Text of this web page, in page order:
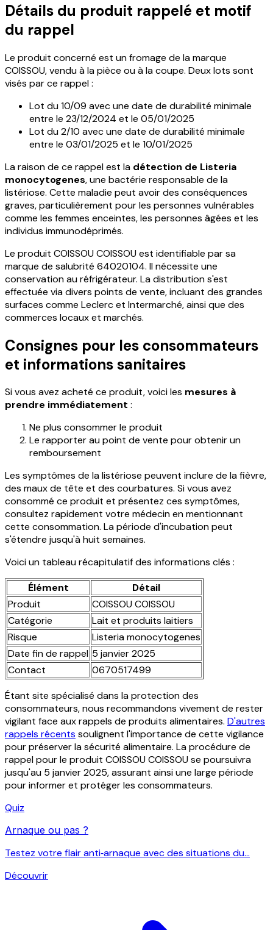
Détails du produit rappelé et motif
du rappel
Le produit concerné est un fromage de la marque
COISSOU, vendu à la pièce ou à la coupe. Deux lots sont
visés par ce rappel :
Lot du 10/09 avec une date de durabilité minimale
entre le 23/12/2024 et le 05/01/2025
Lot du 2/10 avec une date de durabilité minimale
entre le 03/01/2025 et le 10/01/2025
La raison de ce rappel est la détection de Listeria
monocytogenes, une bactérie responsable de la
listériose. Cette maladie peut avoir des conséquences
graves, particulièrement pour les personnes vulnérables
comme les femmes enceintes, les personnes âgées et les
individus immunodéprimés.
Le produit COISSOU COISSOU est identifiable par sa
marque de salubrité 64020104. Il nécessite une
conservation au réfrigérateur. La distribution s'est
effectuée via divers points de vente, incluant des grandes
surfaces comme Leclerc et Intermarché, ainsi que des
commerces locaux et marchés.
Consignes pour les consommateurs
et informations sanitaires
Si vous avez acheté ce produit, voici les mesures à
prendre immédiatement :
Ne plus consommer le produit
Le rapporter au point de vente pour obtenir un
remboursement
Les symptômes de la listériose peuvent inclure de la fièvre,
des maux de tête et des courbatures. Si vous avez
consommé ce produit et présentez ces symptômes,
consultez rapidement votre médecin en mentionnant
cette consommation. La période d'incubation peut
s'étendre jusqu'à huit semaines.
Voici un tableau récapitulatif des informations clés :
Élément
Détail
Produit
COISSOU COISSOU
Catégorie
Lait et produits laitiers
Risque
Listeria monocytogenes
Date fin de rappel 5 janvier 2025
Contact
0670517499
Étant site spécialisé dans la protection des
consommateurs, nous recommandons vivement de rester
vigilant face aux rappels de produits alimentaires. D'autres
rappels récents soulignent l'importance de cette vigilance
pour préserver la sécurité alimentaire. La procédure de
rappel pour le produit COISSOU COISSOU se poursuivra
jusqu'au 5 janvier 2025, assurant ainsi une large période
pour informer et protéger les consommateurs.
Quiz
Arnaque ou pas ?
Testez votre flair anti‑arnaque avec des situations du...
Découvrir